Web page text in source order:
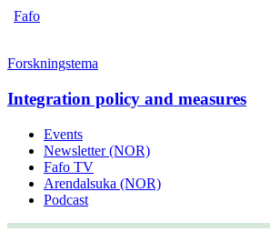
Fafo
Forskningstema
Integration policy and measures
Events
Newsletter (NOR)
Fafo TV
Arendalsuka (NOR)
Podcast